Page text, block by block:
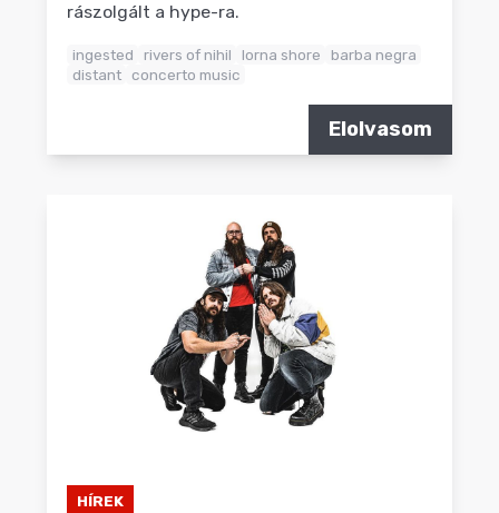
rászolgált a hype-ra.
ingested rivers of nihil lorna shore
barba negra
distant concerto music
Elolvasom
HÍREK